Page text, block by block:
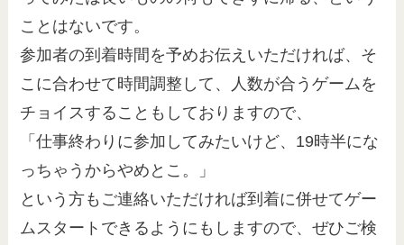
ことはないです。
参加者の到着時間を予めお伝えいただければ、そ
こに合わせて時間調整して、人数が合うゲームを
チョイスすることもしておりますので、
「仕事終わりに参加してみたいけど、19時半にな
っちゃうからやめとこ。」
という方もご連絡いただければ到着に併せてゲー
ムスタートできるようにもしますので、ぜひご検